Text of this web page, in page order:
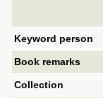
Keyword person
Book remarks
Collection